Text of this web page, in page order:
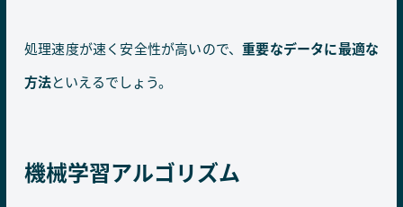
処理速度が速く安全性が高いので、重要なデータに最適な
方法といえるでしょう。
機械学習アルゴリズム